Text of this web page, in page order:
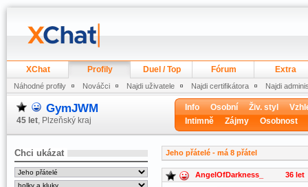
XChat Profily Duel / Top Fórum Extra
Náhodné profily Nováčci Najdi uživatele Najdi certifikátora Najdi
GymJWM
45 let, Plzeňský kraj
Info Osobní Živ. styl
Intimně
Zájmy Osobnost
Chci ukázat Jeho přátelé - má 8 přátel
AngelOfDarkness_ 36 let